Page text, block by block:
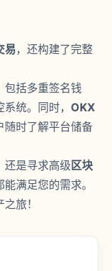
易，还构建了完整
包括多重签名钱
统。同时， OKX
随时了解平台储备
还是寻求高级区块
满足您的需求。
旅！